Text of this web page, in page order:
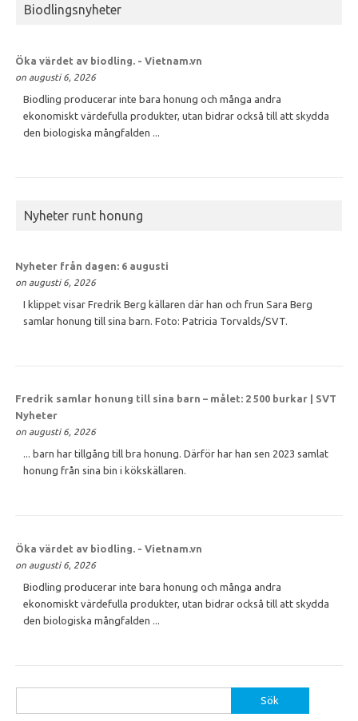
Biodlingsnyheter
Öka värdet av biodling. - Vietnam.vn
on augusti 6, 2026
Biodling producerar inte bara honung och många andra
ekonomiskt värdefulla produkter, utan bidrar också till att skydda
den biologiska mångfalden ...
Nyheter runt honung
Nyheter från dagen: 6 augusti
on augusti 6, 2026
I klippet visar Fredrik Berg källaren där han och frun Sara Berg
samlar honung till sina barn. Foto: Patricia Torvalds/SVT.
Fredrik samlar honung till sina barn – målet: 2 500 burkar | SVT
Nyheter
on augusti 6, 2026
... barn har tillgång till bra honung. Därför har han sen 2023 samlat
honung från sina bin i kökskällaren.
Öka värdet av biodling. - Vietnam.vn
on augusti 6, 2026
Biodling producerar inte bara honung och många andra
ekonomiskt värdefulla produkter, utan bidrar också till att skydda
den biologiska mångfalden ...
efter: